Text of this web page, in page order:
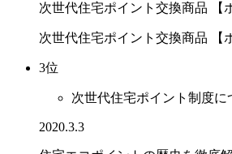
次世代住宅ポイント交換商品 【
次世代住宅ポイント交換商品 【
3位
次世代住宅ポイント制度に
2020.3.3